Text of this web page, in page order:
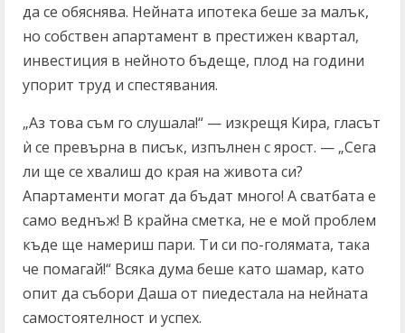
да се обяснява. Нейната ипотека беше за малък,
но собствен апартамент в престижен квартал,
инвестиция в нейното бъдеще, плод на години
упорит труд и спестявания.
„Аз това съм го слушала!“ — изкрещя Кира, гласът
ѝ се превърна в писък, изпълнен с ярост. — „Сега
ли ще се хвалиш до края на живота си?
Апартаменти могат да бъдат много! А сватбата е
само веднъж! В крайна сметка, не е мой проблем
къде ще намериш пари. Ти си по-голямата, така
че помагай!“ Всяка дума беше като шамар, като
опит да събори Даша от пиедестала на нейната
самостоятелност и успех.